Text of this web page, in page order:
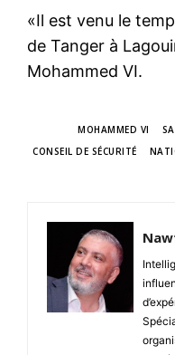
«Il est venu le
de Tanger à
Mohammed VI.
MOHAMMED VI
CONSEIL DE SÉCURITÉ